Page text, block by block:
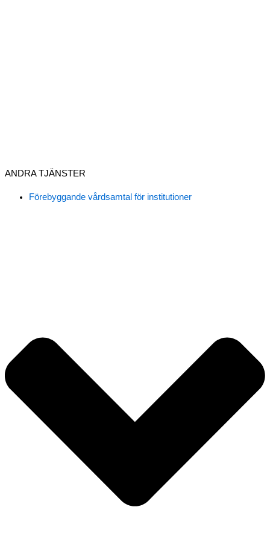
ANDRA TJÄNSTER
Förebyggande vårdsamtal för institutioner